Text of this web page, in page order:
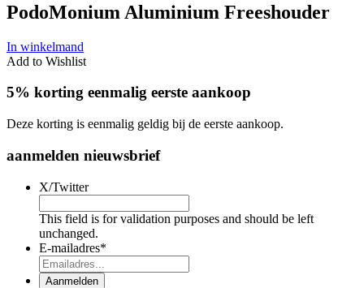
PodoMonium Aluminium Freeshouder
In winkelmand
Add to Wishlist
5% korting eenmalig eerste aankoop
Deze korting is eenmalig geldig bij de eerste aankoop.
aanmelden nieuwsbrief
X/Twitter
This field is for validation purposes and should be left
unchanged.
E-mailadres*
Aanmelden